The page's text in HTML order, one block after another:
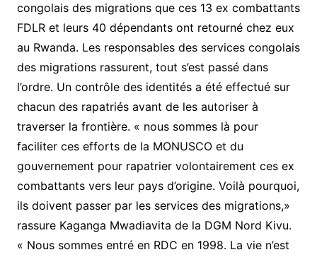
congolais des migrations que ces 13 ex combattants
FDLR et leurs 40 dépendants ont retourné chez eux
au Rwanda. Les responsables des services congolais
des migrations rassurent, tout s’est passé dans
l’ordre. Un contrôle des identités a été effectué sur
chacun des rapatriés avant de les autoriser à
traverser la frontière. « nous sommes là pour
faciliter ces efforts de la MONUSCO et du
gouvernement pour rapatrier volontairement ces ex
combattants vers leur pays d’origine. Voilà pourquoi,
ils doivent passer par les services des migrations,»
rassure Kaganga Mwadiavita de la DGM Nord Kivu.
« Nous sommes entré en RDC en 1998. La vie n’est